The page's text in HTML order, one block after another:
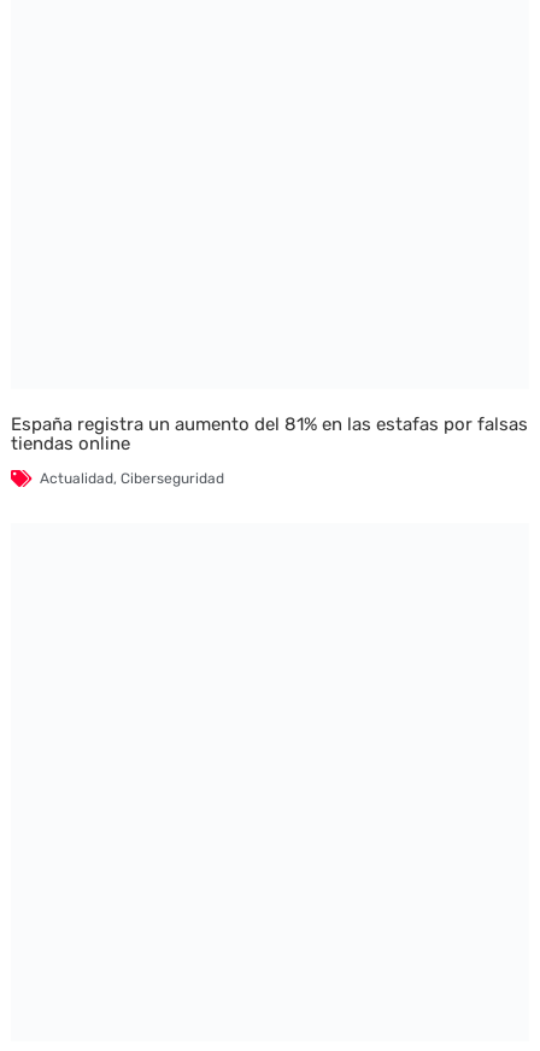
España registra un aumento del 81% en las estafas por falsas
tiendas online
Actualidad, Ciberseguridad